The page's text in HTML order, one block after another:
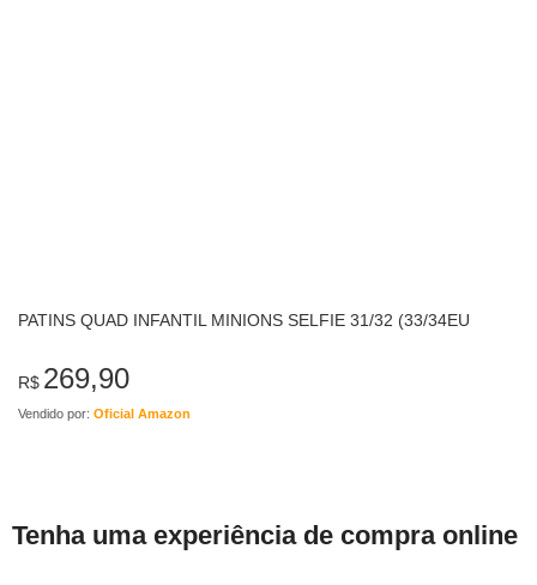
PATINS QUAD INFANTIL MINIONS SELFIE 31/32 (33/34EU
R$ 269,90
Vendido por: Oficial Amazon
Tenha uma experiência de compra online